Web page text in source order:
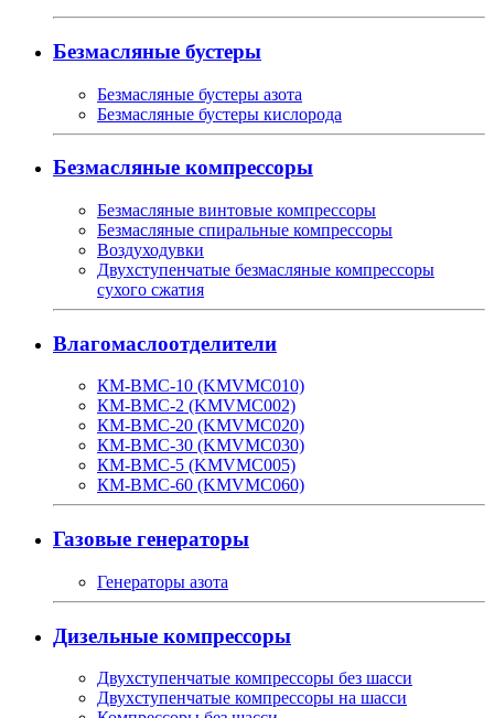
Безмасляные бустеры
Безмасляные бустеры азота
Безмасляные бустеры кислорода
Безмасляные компрессоры
Безмасляные винтовые компрессоры
Безмасляные спиральные компрессоры
Воздуходувки
Двухступенчатые безмасляные компрессоры
сухого сжатия
Влагомаслоотделители
КМ-ВМС-10 (KMVMC010)
КМ-ВМС-2 (KMVMC002)
КМ-ВМС-20 (KMVMC020)
КМ-ВМС-30 (KMVMC030)
КМ-ВМС-5 (KMVMC005)
КМ-ВМС-60 (KMVMC060)
Газовые генераторы
Генераторы азота
Дизельные компрессоры
Двухступенчатые компрессоры без шасси
Двухступенчатые компрессоры на шасси